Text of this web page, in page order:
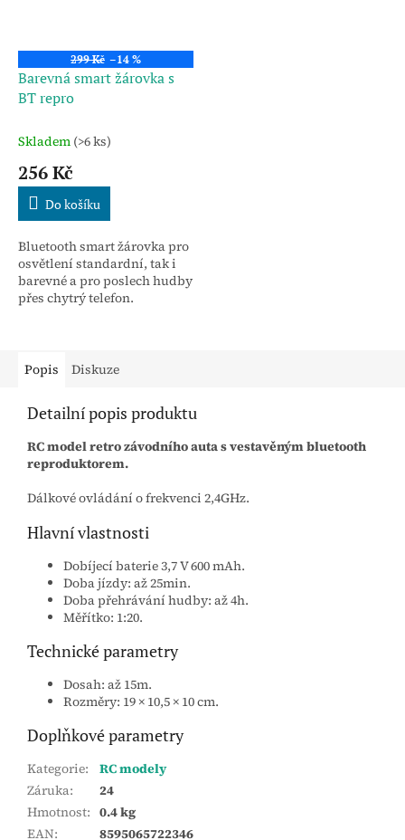
299 Kč –14 %
Barevná smart žárovka s
BT repro
Skladem (>6 ks)
256 Kč
Do košíku
Bluetooth smart žárovka pro
osvětlení standardní, tak i
barevné a pro poslech hudby
přes chytrý telefon.
Popis Diskuze
Detailní popis produktu
RC model retro závodního auta s vestavěným bluetooth
reproduktorem.
Dálkové ovládání o frekvenci 2,4GHz.
Hlavní vlastnosti
Dobíjecí baterie 3,7 V 600 mAh.
Doba jízdy: až 25min.
Doba přehrávání hudby: až 4h.
Měřítko: 1:20.
Technické parametry
Dosah: až 15m.
Rozměry: 19 × 10,5 × 10 cm.
Doplňkové parametry
Kategorie:
RC modely
Záruka:
24
Hmotnost: 0.4 kg
EAN: 8595065722346